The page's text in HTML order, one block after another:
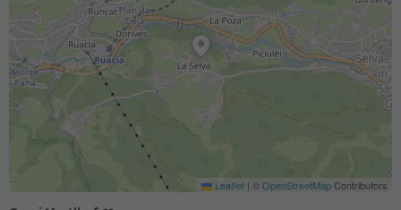
Leaflet | ©OpenStreetMapContributors